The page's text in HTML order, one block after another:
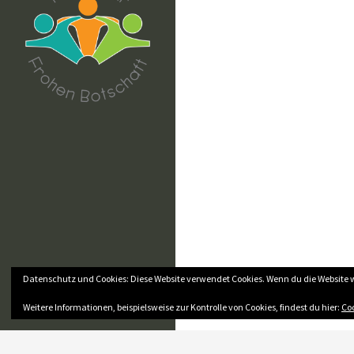
Datenschutz und Cookies: Diese Website verwendet Cookies. Wenn du die
Weitere Informationen, beispielsweise zur Kontrolle von Cookies, findest du hier: